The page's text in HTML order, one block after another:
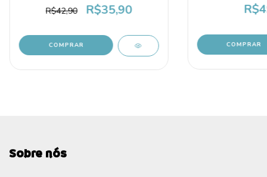
R$42,90 R$35,90
COMPRAR COMPRAR
Sobre nós